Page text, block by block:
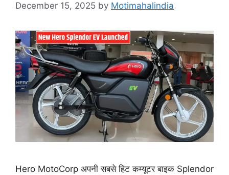
December 15, 2025 by Motimahalindia
Hero MotoCorp अपनी सबसे हिट कम्यूटर बाइक Splendor